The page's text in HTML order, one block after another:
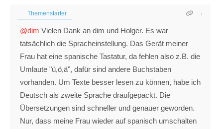
Themenstarter
@dim Vielen Dank an dim und Holger. Es war
tatsächlich die Spracheinstellung. Das Gerät meiner
Frau hat eine spanische Tastatur, da fehlen also z.B. die
Umlaute "ü,ö,ä", dafür sind andere Buchstaben
vorhanden. Um Texte besser lesen zu können, habe ich
Deutsch als zweite Sprache draufgepackt. Die
Übersetzungen sind schneller und genauer geworden.
Nur, dass meine Frau wieder auf spanisch umschalten